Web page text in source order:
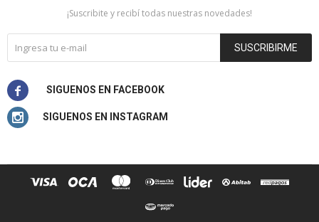
¡Suscribite y recibí todas nuestras novedades!
SUSCRIBIRME

